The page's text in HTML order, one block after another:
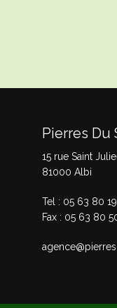
Pierres Du
15 rue Saint
81000 Albi
Tel : 05 63 80
Fax : 05 63 80